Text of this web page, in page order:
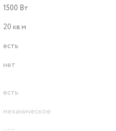
1500 Вт
20 кв.м
есть
нет
есть
механическое